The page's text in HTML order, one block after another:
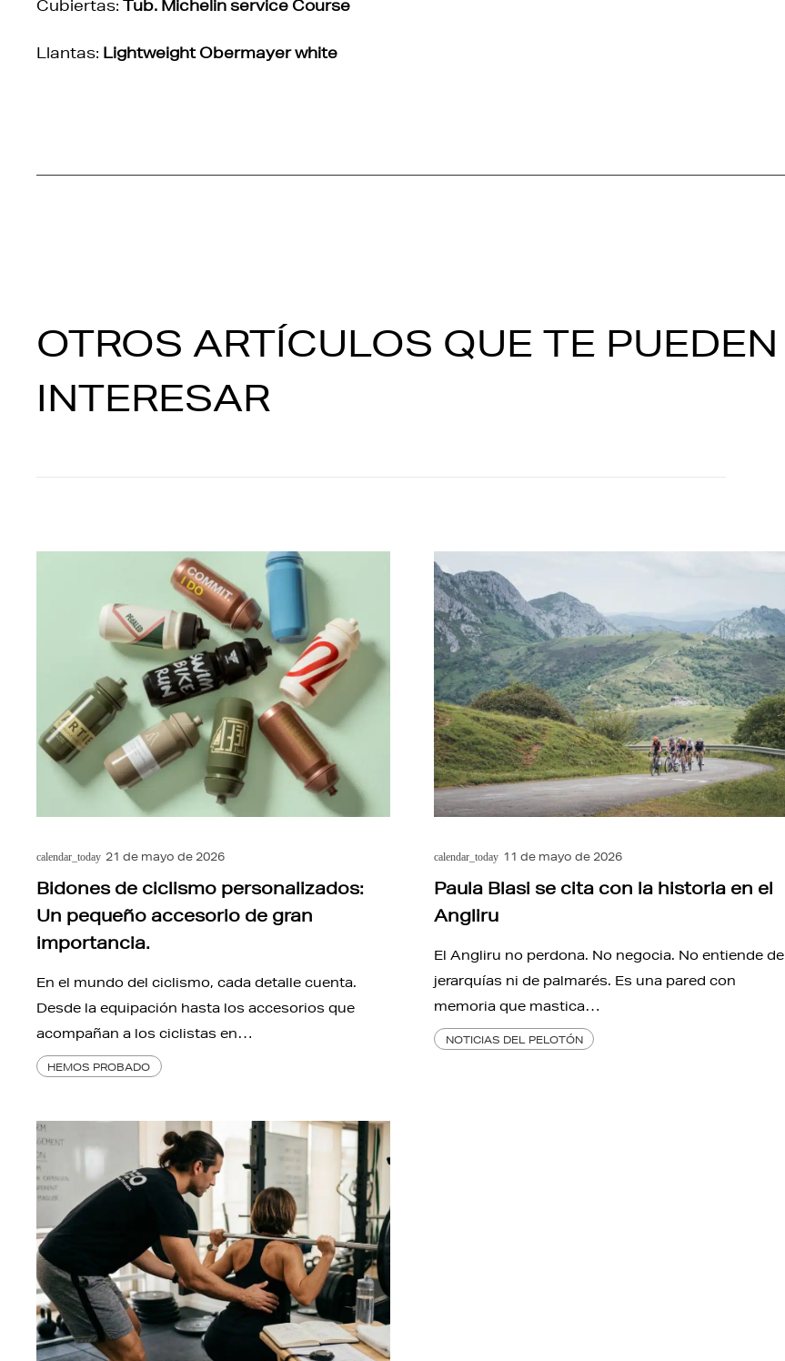
Cubiertas: Tub. Michelin service Course
Llantas: Lightweight Obermayer white
OTROS ARTÍCULOS QUE TE PUEDEN
INTERESAR
calendar_today 21 de mayo de 2026
Bidones de ciclismo personalizados:
Un pequeño accesorio de gran
importancia.
En el mundo del ciclismo, cada detalle cuenta.
Desde la equipación hasta los accesorios que
acompañan a los ciclistas en…
HEMOS PROBADO
calendar_today 11 de mayo de 2026
Paula Blasi se cita con la historia en el
Angliru
El Angliru no perdona. No negocia. No entiende de
jerarquías ni de palmarés. Es una pared con
memoria que mastica…
NOTICIAS DEL PELOTÓN